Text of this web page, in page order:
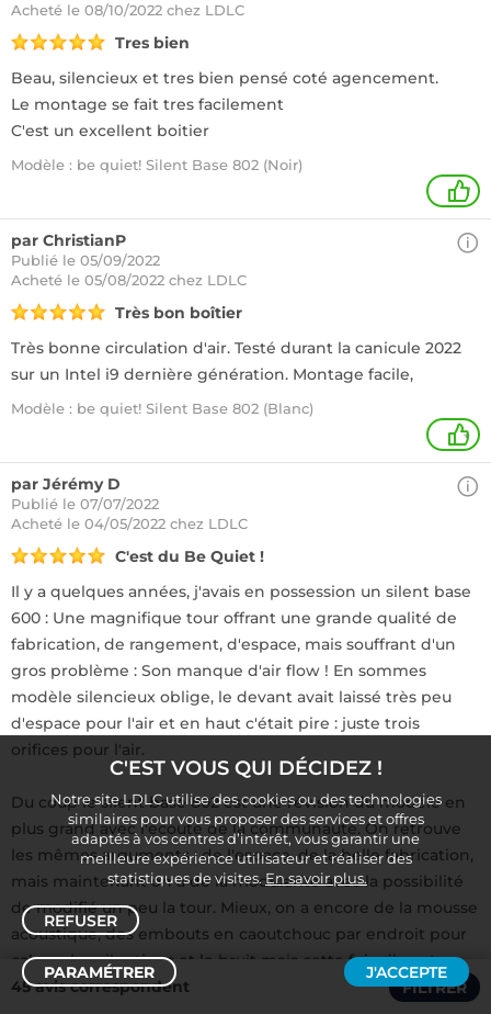
45 avis correspondent FILTRER
Trier /Filtrer
Acheté le 08/10/2022 chez LDLC
Tres bien
Beau, silencieux et tres bien pensé coté agencement.
Le montage se fait tres facilement
C'est un excellent boitier
Modèle : be quiet! Silent Base 802 (Noir)
1
par ChristianP
Publié le 05/09/2022
Acheté le 05/08/2022 chez LDLC
Très bon boîtier
Très bonne circulation d'air. Testé durant la canicule 2022
sur un Intel i9 dernière génération. Montage facile,
Modèle : be quiet! Silent Base 802 (Blanc)
+
par Jérémy D
Publié le 07/07/2022
Acheté le 04/05/2022 chez LDLC
C'est du Be Quiet !
Il y a quelques années, j'avais en possession un silent base
600 : Une magnifique tour offrant une grande qualité de
fabrication, de rangement, d'espace, mais souffrant d'un
gros problème : Son manque d'air flow ! En sommes
modèle silencieux oblige, le devant avait laissé très peu
d'espace pour l'air et en haut c'était pire : juste trois
orifices pour l'air.
Du coup le silent base 802 est une révision du modèle en
plus grand avec l'écoute de la communauté. On retrouve
les mêmes arguments : de l'espace, de la belle fabrication,
mais maintenant on a de la modularité avec la possibilité
de modifié un peu la tour. Mieux, on a encore de la mousse
acoustique, des embouts en caoutchouc par endroit pour
calmer les vibrations et le bruit mais cette fois : ils ont
donné la possibilité d'échanger le haut et la façade pour
C'EST VOUS QUI DÉCIDEZ !
Notre site LDLC utilise des cookies ou des technologies
similaires pour vous proposer des services et offres
adaptés à vos centres d’intérêt, vous garantir une
meilleure expérience utilisateur et réaliser des
statistiques de visites.En savoir plus.
REFUSER
PARAMÉTRER J'ACCEPTE